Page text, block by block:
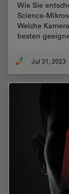
Wie Sie
Science-
Welche
besten
Jul 31, 2023